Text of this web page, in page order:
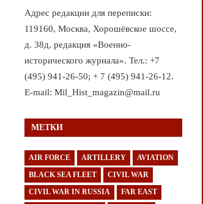
Адрес редакции для переписки:
119160, Москва, Хорошёвское шоссе,
д. 38д, редакция «Военно-
исторического журнала». Тел.: +7
(495) 941-26-50; + 7 (495) 941-26-12.
E-mail: Mil_Hist_magazin@mail.ru
МЕТКИ
AIR FORCE ARTILLERY AVIATION
BLACK SEA FLEET CIVIL WAR
CIVIL WAR IN RUSSIA FAR EAST